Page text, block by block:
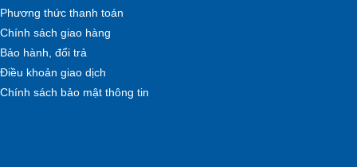
Phương thức thanh toán
Chính sách giao hàng
Bảo hành, đổi trả
Điều khoản giao dịch
Chính sách bảo mật thông tin